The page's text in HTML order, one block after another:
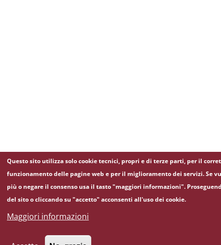
Questo sito utilizza solo cookie tecnici, propri e di terze parti, per il
funzionamento delle pagine web e per il miglioramento dei servizi. Se
più o negare il consenso usa il tasto "maggiori informazioni".
del sito o cliccando su "accetto" acconsenti all'uso dei cookie.
Maggiori informazioni